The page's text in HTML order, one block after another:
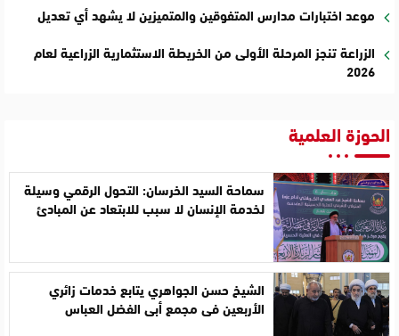
موعد اختبارات مدارس المتفوقين والمتميزين لا يشهد أي تعديل
الزراعة تنجز المرحلة الأولى من الخريطة الاستثمارية الزراعية لعام
2026
الحوزة العلمية
سماحة السيد الخرسان: التحول الرقمي وسيلة
لخدمة الإنسان لا سبب للابتعاد عن المبادئ
الشيخ حسن الجواهري يتابع خدمات زائري
الأربعين في مجمع أبي الفضل العباس